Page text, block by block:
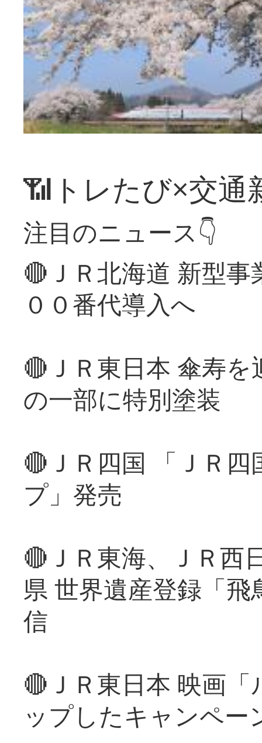
📶トレたび×交通
注目のニュース👇
🔴ＪＲ北海道 新型
００番代導入へ
🔴ＪＲ東日本 傘寿
の一部に特別塗装
🔴ＪＲ四国 「ＪＲ
プ」発売
🔴ＪＲ東海、ＪＲ西
県 世界遺産登録「
信
🔴ＪＲ東日本 映画
ップしたキャンペー